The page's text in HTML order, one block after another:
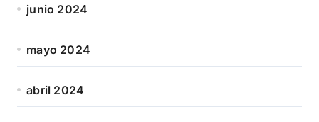
junio 2024
mayo 2024
abril 2024